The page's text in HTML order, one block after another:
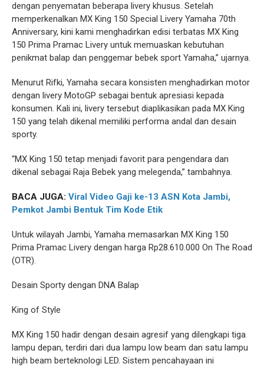
dengan penyematan beberapa livery khusus. Setelah
memperkenalkan MX King 150 Special Livery Yamaha 70th
Anniversary, kini kami menghadirkan edisi terbatas MX King
150 Prima Pramac Livery untuk memuaskan kebutuhan
penikmat balap dan penggemar bebek sport Yamaha,” ujarnya.
Menurut Rifki, Yamaha secara konsisten menghadirkan motor
dengan livery MotoGP sebagai bentuk apresiasi kepada
konsumen. Kali ini, livery tersebut diaplikasikan pada MX King
150 yang telah dikenal memiliki performa andal dan desain
sporty.
“MX King 150 tetap menjadi favorit para pengendara dan
dikenal sebagai Raja Bebek yang melegenda,” tambahnya.
BACA JUGA: Viral Video Gaji ke-13 ASN Kota Jambi,
Pemkot Jambi Bentuk Tim Kode Etik
Untuk wilayah Jambi, Yamaha memasarkan MX King 150
Prima Pramac Livery dengan harga Rp28.610.000 On The Road
(OTR).
Desain Sporty dengan DNA Balap
King of Style
MX King 150 hadir dengan desain agresif yang dilengkapi tiga
lampu depan, terdiri dari dua lampu low beam dan satu lampu
high beam berteknologi LED. Sistem pencahayaan ini